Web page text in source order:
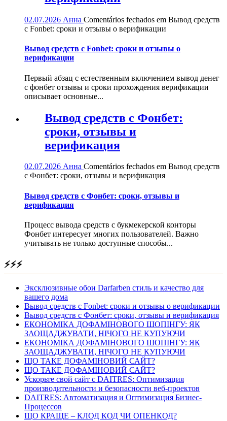
02.07.2026 Анна Comentários fechados em Вывод средств
с Fonbet: сроки и отзывы о верификации
Вывод средств с Fonbet: сроки и отзывы о
верификации
Первый абзац с естественным включением вывод денег
с фонбет отзывы и сроки прохождения верификации
описывает основные...
Вывод средств с Фонбет:
сроки, отзывы и
верификация
02.07.2026 Анна Comentários fechados em Вывод средств
с Фонбет: сроки, отзывы и верификация
Вывод средств с Фонбет: сроки, отзывы и
верификация
Процесс вывода средств с букмекерской конторы
Фонбет интересует многих пользователей. Важно
учитывать не только доступные способы...
⚡⚡⚡
Эксклюзивные обои Darfarben стиль и качество для
вашего дома
Вывод средств с Fonbet: сроки и отзывы о верификации
Вывод средств с Фонбет: сроки, отзывы и верификация
ЕКОНОМІКА ДОФАМІНОВОГО ШОПІНГУ: ЯК
ЗАОЩАДЖУВАТИ, НІЧОГО НЕ КУПУЮЧИ
ЕКОНОМІКА ДОФАМІНОВОГО ШОПІНГУ: ЯК
ЗАОЩАДЖУВАТИ, НІЧОГО НЕ КУПУЮЧИ
ЩО ТАКЕ ДОФАМІНОВИЙ САЙТ?
ЩО ТАКЕ ДОФАМІНОВИЙ САЙТ?
Ускорьте свой сайт с DAITRES: Оптимизация
производительности и безопасности веб-проектов
DAITRES: Автоматизация и Оптимизация Бизнес-
Процессов
ЩО КРАЩЕ – КЛОД КОД ЧИ ОПЕНКОД?